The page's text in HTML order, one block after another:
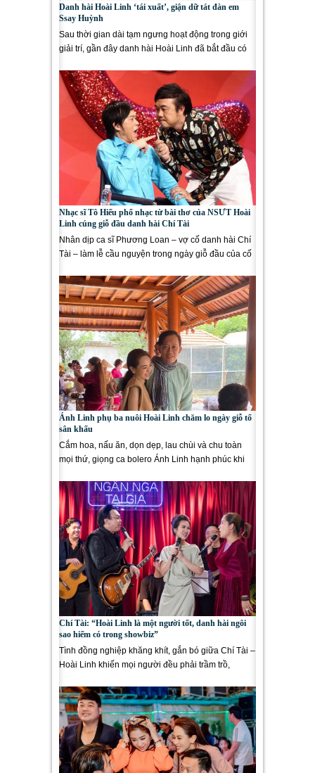
Danh hài Hoài Linh ‘tái xuất’, giận dữ tát đàn em
Ssay Huỳnh
Sau thời gian dài tạm ngưng hoạt động trong giới
giải trí, gần đây danh hài Hoài Linh đã bắt đầu có
Nhạc sĩ Tô Hiếu phổ nhạc từ bài thơ của NSƯT Hoài
Linh cúng giỗ đầu danh hài Chí Tài
Nhân dịp ca sĩ Phương Loan – vợ cố danh hài Chí
Tài – làm lễ cầu nguyện trong ngày giỗ đầu của cố
Ánh Linh phụ ba nuôi Hoài Linh chăm lo ngày giỗ tổ
sân khấu
Cắm hoa, nấu ăn, dọn dẹp, lau chùi và chu toàn
mọi thứ, giọng ca bolero Ánh Linh hạnh phúc khi
Chí Tài: “Hoài Linh là một người tốt, danh hài ngôi
sao hiếm có trong showbiz”
Tình đồng nghiệp khăng khít, gắn bó giữa Chí Tài –
Hoài Linh khiến mọi người đều phải trầm trồ,